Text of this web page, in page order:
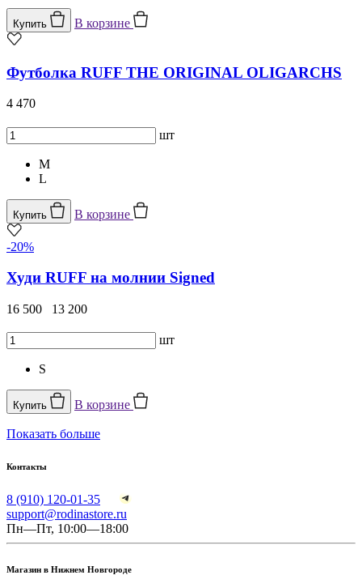
Купить В корзине
Футболка RUFF THE ORIGINAL OLIGARCHS
4 470
шт
M
L
Купить В корзине
-20%
Худи RUFF на молнии Signed
16 500 13 200
шт
S
Купить В корзине
Показать больше
Контакты
8 (910) 120-01-35
support@rodinastore.ru
Пн—Пт, 10:00—18:00
Магазин в Нижнем Новгороде